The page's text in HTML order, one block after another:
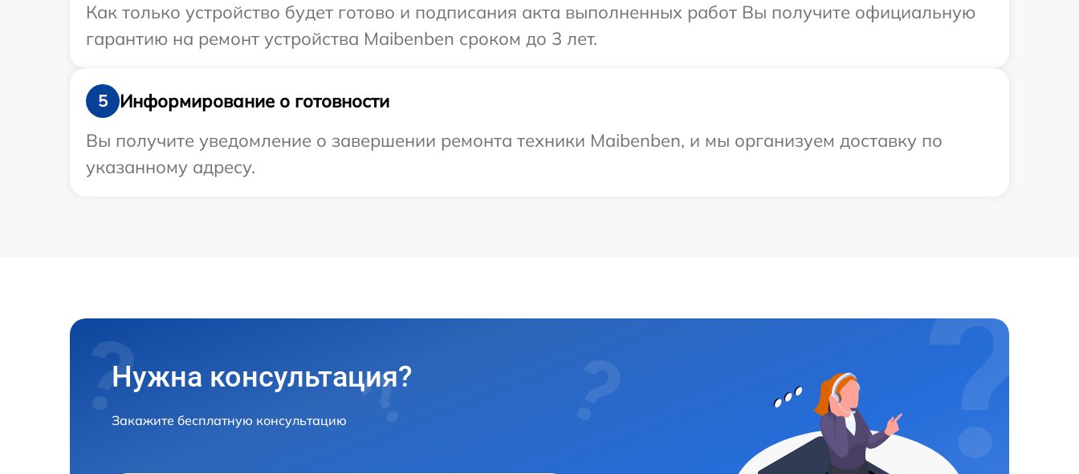
Как только устройство будет готово и подписания акта выполненных работ Вы получите официальную
гарантию на ремонт устройства Maibenben сроком до 3 лет.
5
Информирование о готовности
Вы получите уведомление о завершении ремонта техники Maibenben, и мы организуем доставку по
указанному адресу.
Нужна консультация?
Закажите бесплатную консультацию